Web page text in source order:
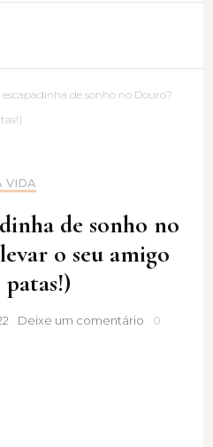
de sonho no Douro?
VIDA
de sonho no
o seu amigo
patas!)
Deixe um comentárioVai
0